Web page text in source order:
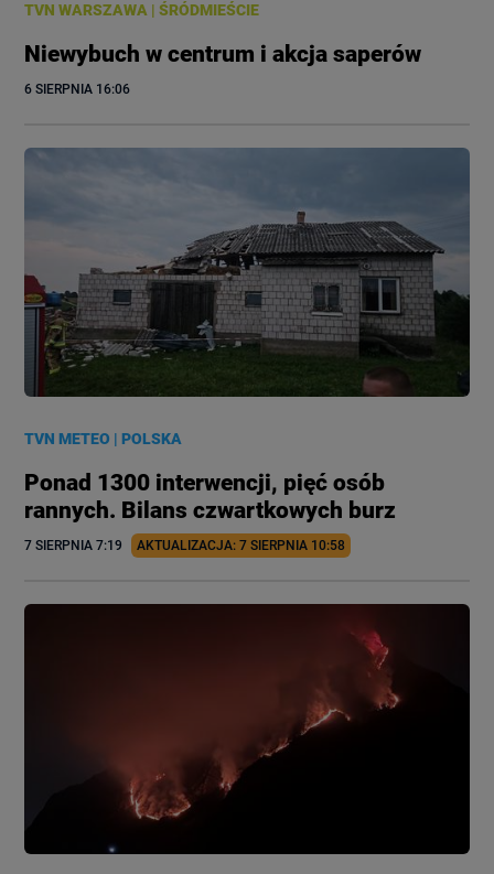
TVN WARSZAWA |ŚRÓDMIEŚCIE
Niewybuch w centrum i akcja saperów
6 SIERPNIA 16:06
TVN METEO |POLSKA
Ponad 1300 interwencji, pięć osób
rannych. Bilans czwartkowych burz
7 SIERPNIA 7:19 AKTUALIZACJA: 7 SIERPNIA 10:58